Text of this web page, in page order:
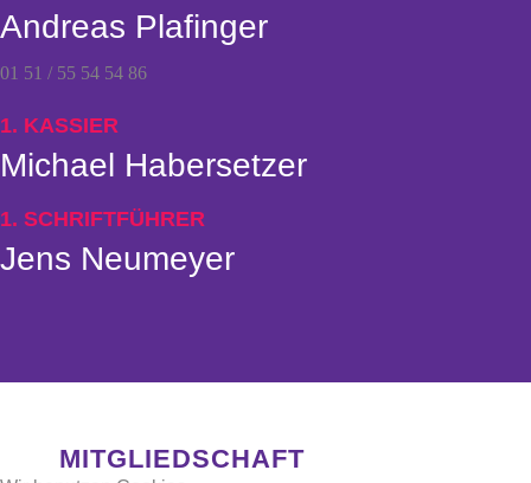
Andreas Plafinger
01 51 / 55 54 54 86
1. KASSIER
Michael Habersetzer
1. SCHRIFTFÜHRER
Jens Neumeyer
MITGLIEDSCHAFT